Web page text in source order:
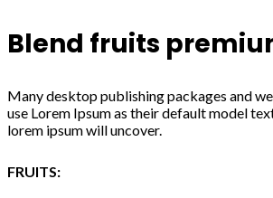
Blend fruits
Many desktop publishing packages and
use Lorem Ipsum as their default model
lorem ipsum will uncover.
FRUITS: